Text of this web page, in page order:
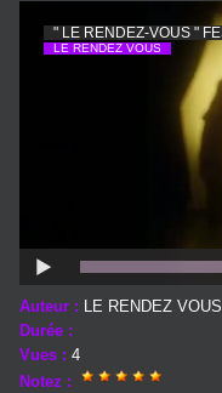
Auteur : LE RENDEZ VOUS
Durée :
Vues : 4
Notez :